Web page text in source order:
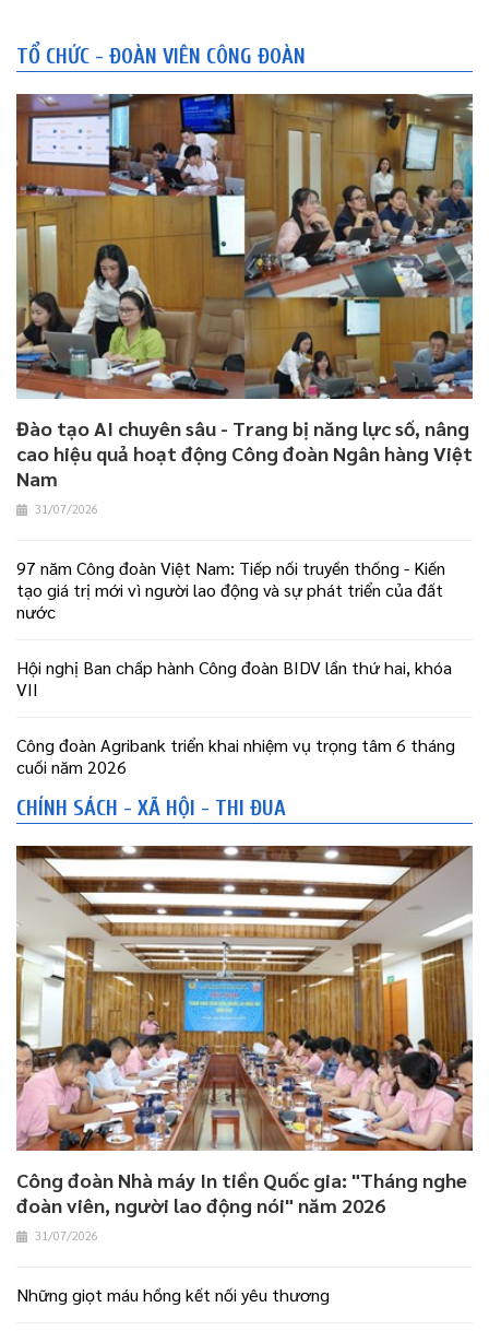
TỔ CHỨC - ĐOÀN VIÊN CÔNG ĐOÀN
Đào tạo AI chuyên sâu - Trang bị năng lực số, nâng
cao hiệu quả hoạt động Công đoàn Ngân hàng Việt
Nam
31/07/2026
97 năm Công đoàn Việt Nam: Tiếp nối truyền thống - Kiến
tạo giá trị mới vì người lao động và sự phát triển của đất
nước
Hội nghị Ban chấp hành Công đoàn BIDV lần thứ hai, khóa
VII
Công đoàn Agribank triển khai nhiệm vụ trọng tâm 6 tháng
cuối năm 2026
CHÍNH SÁCH - XÃ HỘI - THI ĐUA
Công đoàn Nhà máy In tiền Quốc gia: "Tháng nghe
đoàn viên, người lao động nói" năm 2026
31/07/2026
Những giọt máu hồng kết nối yêu thương